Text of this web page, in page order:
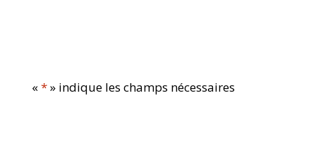
«*» indique les champs nécessaires